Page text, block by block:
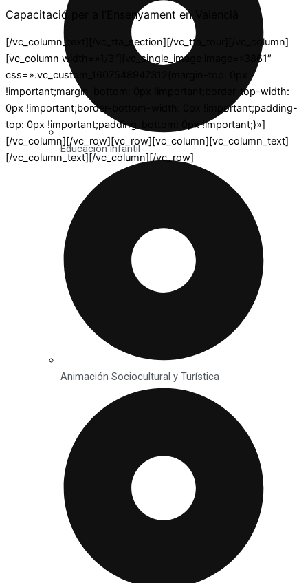
Educación infantil
Animación Sociocultural y Turística
Capacitació per a l’Ensenyament en Valencià
[/vc_column_text][/vc_tta_section][/vc_tta_tour][/vc_column]
[vc_column width=»1/3″][vc_single_image image=»3861″
css=».vc_custom_1607548947312{margin-top: 0px
!important;margin-bottom: 0px !important;border-top-width:
0px !important;border-bottom-width: 0px !important;padding-
top: 0px !important;padding-bottom: 0px !important;}»]
[/vc_column][/vc_row][vc_row][vc_column][vc_column_text]
[/vc_column_text][/vc_column][/vc_row]